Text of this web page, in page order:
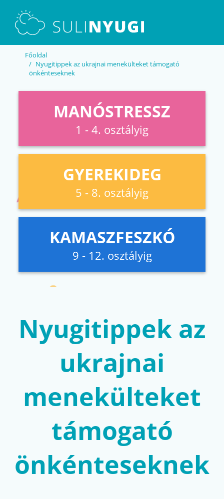
UA
Főoldal
Nyugitippek az ukrajnai menekülteket támogató
önkénteseknek
MANÓSTRESSZ
1 - 4. osztályig
GYEREKIDEG
5 - 8. osztályig
KAMASZFESZKÓ
9 - 12. osztályig
Nyugitippek az
ukrajnai
menekülteket
támogató
önkénteseknek